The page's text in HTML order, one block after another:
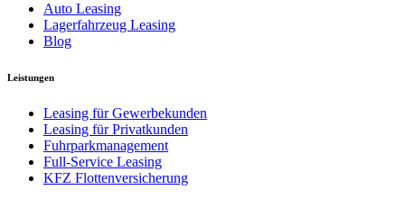
Auto Leasing
Lagerfahrzeug Leasing
Blog
Leistungen
Leasing für Gewerbekunden
Leasing für Privatkunden
Fuhrparkmanagement
Full-Service Leasing
KFZ Flottenversicherung